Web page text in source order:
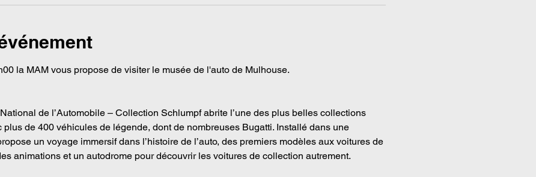
la MAM vous propose de visiter le musée de l'auto de Mulhouse.
de l’Automobile – Collection Schlumpf abrite l’une des plus belles collections
de 400 véhicules de légende, dont de nombreuses Bugatti. Installé dans une
un voyage immersif dans l’histoire de l’auto, des premiers modèles aux voitures de
animations et un autodrome pour découvrir les voitures de collection autrement.